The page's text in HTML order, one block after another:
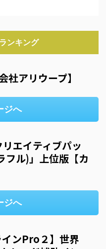
ンキング
社アリウープ】
ジへ
エイティブパッ
ル)」上位版【カ
ジへ
ンPro２】世界